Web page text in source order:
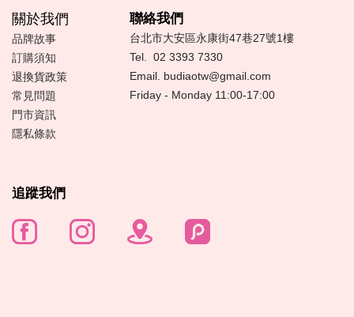
關於我們
品牌故事
訂購須知
退換貨政策
常見問題
門市資訊
隱私條款
聯絡我們
台北市大安區永康街47巷27號1樓
Tel.
02 3393 7330
Email.
budiaotw@gmail.com
Friday - Monday 11:00-17:00
追蹤我們